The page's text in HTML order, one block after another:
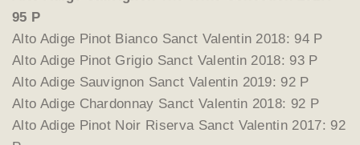
95 P
Alto Adige Pinot Bianco Sanct Valentin 2018: 94 P
Alto Adige Pinot Grigio Sanct Valentin 2018: 93 P
Alto Adige Sauvignon Sanct Valentin 2019: 92 P
Alto Adige Chardonnay Sanct Valentin 2018: 92 P
Alto Adige Pinot Noir Riserva Sanct Valentin 2017: 92